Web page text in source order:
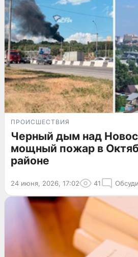
ПРОИСШЕСТВИЯ
Черный дым над
мощный пожар в
районе
24 июня, 2026, 17:02 41